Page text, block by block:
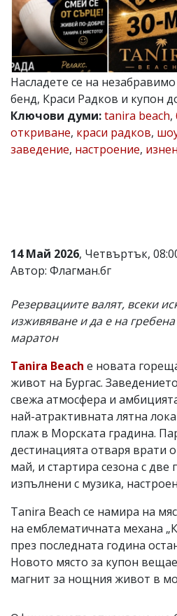
Главен
редактор:
Иван
Колев,
email:
office@flagman.bg
Коментарите
под
статиите
се
въвеждат
за
тях!
обиден
за
вас
коментар,
моля
сигнализирайте
ни!
Насладете се на
бенд, Краси Радков и купон
Ключови думи:tanira beach,
откриване, краси радков,
заведение, настроение,
14 Май 2026, Четвъртък,
Автор: Флагман.бг
Резервациите валят, всеки
изживяване и да е на
маратон
Tanira Beach е новата
живот на Бургас.
свежа атмосфера и
най-атрактивната лятна
плаж в Морската градина.
дестинацията отваря врати
май, и стартира сезона с две
изпълнени с музика,
Tanira Beach се намира на
на емблематичната механа
през последната година
Новото място за купон
магнит за нощния живот в